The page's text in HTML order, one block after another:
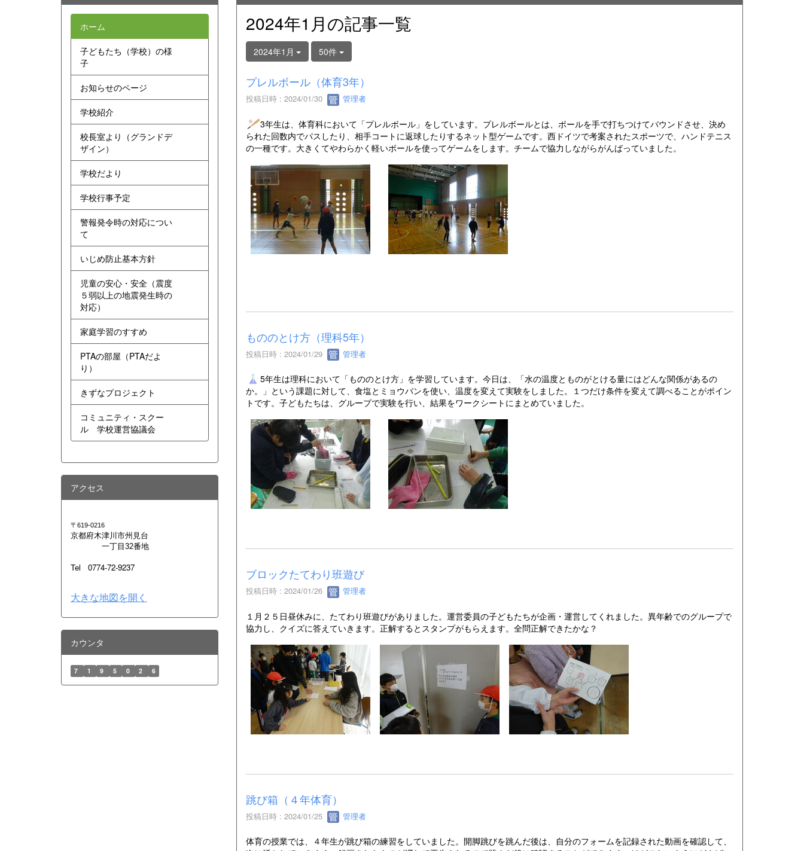
2024年1月の記事一覧
2024年1月 50件
プレルボール（体育3年）
投稿日時 : 2024/01/30 管理者
3年生は、体育科において「プレルボール」をしています。プレルボールとは、ボールを手で打ちつけてバウンドさせ、決め
られた回数内でパスしたり、相手コートに返球したりするネット型ゲームです。西ドイツで考案されたスポーツで、ハンドテニス
の一種です。大きくてやわらかく軽いボールを使ってゲームをします。チームで協力しながらがんばっていました。
もののとけ方（理科5年）
投稿日時 : 2024/01/29 管理者
5年生は理科において「もののとけ方」を学習しています。今日は、「水の温度とものがとける量にはどんな関係があるの
か。」という課題に対して、食塩とミョウバンを使い、温度を変えて実験をしました。１つだけ条件を変えて調べることがポイン
トです。子どもたちは、グループで実験を行い、結果をワークシートにまとめていました。
ブロックたてわり班遊び
投稿日時 : 2024/01/26 管理者
１月２５日昼休みに、たてわり班遊びがありました。運営委員の子どもたちが企画・運営してくれました。異年齢でのグループで
協力し、クイズに答えていきます。正解するとスタンプがもらえます。全問正解できたかな？
跳び箱（４年体育）
投稿日時 : 2024/01/25 管理者
体育の授業では、４年生が跳び箱の練習をしていました。開脚跳びを跳んだ後は、自分のフォームを記録された動画を確認して、
ホーム
子どもたち（学校）の様
子
お知らせのページ
学校紹介
校長室より（グランドデ
ザイン）
学校だより
学校行事予定
警報発令時の対応につい
て
いじめ防止基本方針
児童の安心・安全（震度
５弱以上の地震発生時の
対応）
家庭学習のすすめ
PTAの部屋（PTAだよ
り）
きずなプロジェクト
コミュニティ・スクー
ル 学校運営協議会
アクセス
〒619-0216
京都府木津川市州見台
一丁目32番地
Tel 0774-72-9237
大きな地図を開く
カウンタ
7 1 9 5 0 2 6